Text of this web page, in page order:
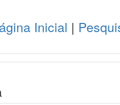
Inicial |